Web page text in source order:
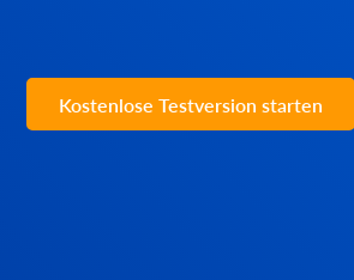
Kostenlose Testversion starten